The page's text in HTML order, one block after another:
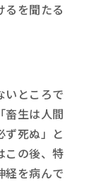
るを聞たる
いところで
畜生は人間
ず死ぬ」と
この後、特
経を病んで